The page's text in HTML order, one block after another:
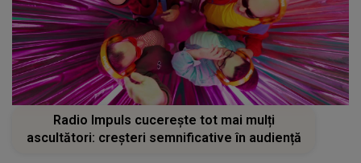
Radio Impuls cucerește tot mai mulți
ascultători: creșteri semnificative în audiență